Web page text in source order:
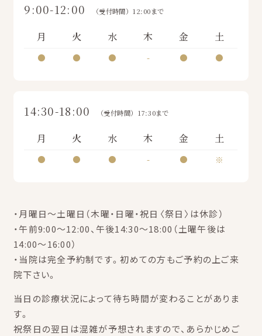
9:00-12:00 （受付時間）12:00まで
月 火 水 木 金 土
● ● ● - ● ●
14:30-18:00 （受付時間）17:30まで
月 火 水 木 金 土
● ● ● - ● ※
・月曜日～土曜日（木曜・日曜・祝日〈祭日〉は休診）
・午前9:00～12:00、午後14:30～18:00（土曜午後は
14:00～16:00）
・当院は完全予約制です。初めての方もご予約の上ご来
院下さい。
当日の診療状況によって待ち時間が変わることがありま
す。
祝祭日の翌日は混雑が予想されますので、あらかじめご